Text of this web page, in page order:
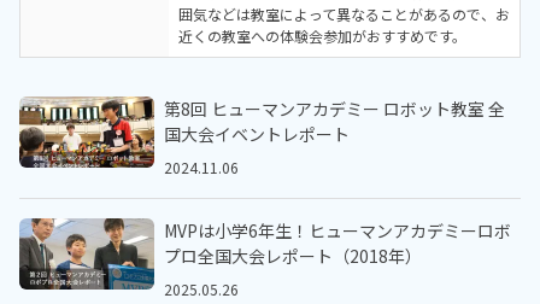
囲気などは教室によって異なることがあるので、お
近くの教室への体験会参加がおすすめです。
第8回 ヒューマンアカデミー ロボット教室 全
国大会イベントレポート
2024.11.06
MVPは小学6年生！ヒューマンアカデミーロボ
プロ全国大会レポート（2018年）
2025.05.26